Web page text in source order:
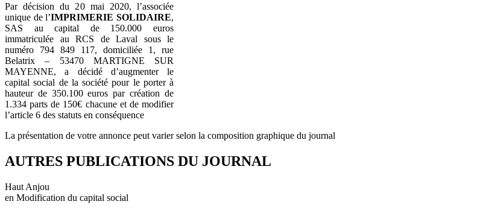
Par décision du 20 mai 2020, l’associée
unique de l’IMPRIMERIE SOLIDAIRE,
SAS au capital de 150.000 euros
immatriculée au RCS de Laval sous le
numéro 794 849 117, domiciliée 1, rue
Belatrix – 53470 MARTIGNE SUR
MAYENNE, a décidé d’augmenter le
capital social de la société pour le porter à
hauteur de 350.100 euros par création de
1.334 parts de 150€ chacune et de modifier
l’article 6 des statuts en conséquence
La présentation de votre annonce peut varier selon la composition graphique du journal
AUTRES PUBLICATIONS DU JOURNAL
Haut Anjou
en Modification du capital social